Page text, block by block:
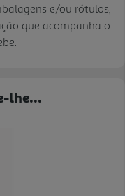
e/ou rótulos,
que acompanha o
lhe...